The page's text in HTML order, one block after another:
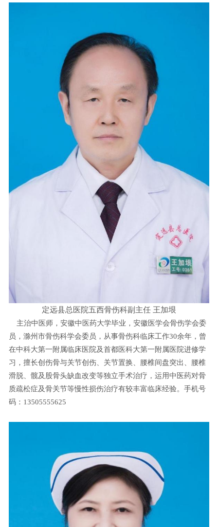
定远县总医院五西骨伤科副主任 王加垠
主治中医师，安徽中医药大学毕业，安徽医学会骨伤学会委
员，滁州市骨伤科学会委员，从事骨伤科临床工作30余年，曾
在中科大第一附属临床医院及首都医科大第一附属医院进修学
习，擅长创伤骨与关节创伤、关节置换、腰椎间盘突出、腰椎
滑脱、髋及股骨头缺血改变等独立手术治疗，运用中医药对骨
质疏松症及骨关节等慢性损伤治疗有较丰富临床经验。手机号
码：13505555625